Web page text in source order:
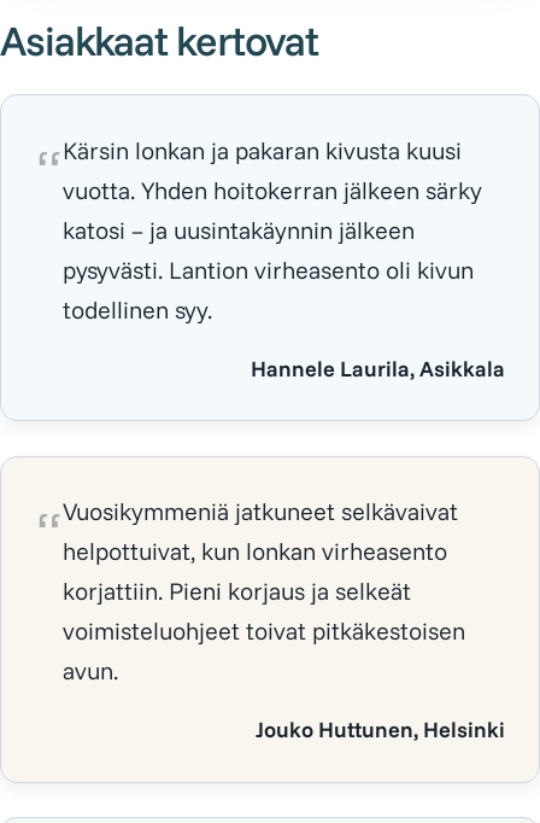
Asiakkaat kertovat
Kärsin lonkan ja pakaran kivusta kuusi
vuotta. Yhden hoitokerran jälkeen särky
katosi – ja uusintakäynnin jälkeen
pysyvästi. Lantion virheasento oli kivun
todellinen syy.
Hannele Laurila, Asikkala
Vuosikymmeniä jatkuneet selkävaivat
helpottuivat, kun lonkan virheasento
korjattiin. Pieni korjaus ja selkeät
voimisteluohjeet toivat pitkäkestoisen
avun.
Jouko Huttunen, Helsinki